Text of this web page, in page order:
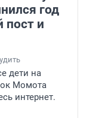
год
пост и
дети на
Момота
интернет.